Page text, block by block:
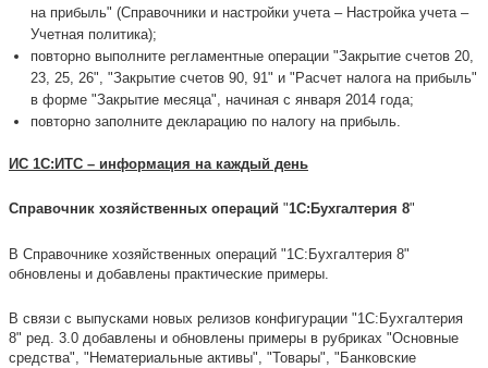
на прибыль" (Справочники и настройки учета – Настройка учета –
Учетная политика);
повторно выполните регламентные операции "Закрытие счетов 20,
23, 25, 26", "Закрытие счетов 90, 91" и "Расчет налога на прибыль"
в форме "Закрытие месяца", начиная с января 2014 года;
повторно заполните декларацию по налогу на прибыль.
ИС 1С:ИТС – информация на каждый день
Справочник хозяйственных операций "1С:Бухгалтерия 8"
В Справочнике хозяйственных операций "1С:Бухгалтерия 8"
обновлены и добавлены практические примеры.
В связи с выпусками новых релизов конфигурации "1С:Бухгалтерия
8" ред. 3.0 добавлены и обновлены примеры в рубриках "Основные
средства", "Нематериальные активы", "Товары", "Банковские